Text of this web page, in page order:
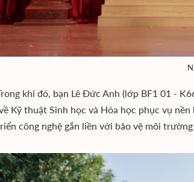
khi đó, bạn Lê Đức Anh (lớp BF1 01 -
Kỹ thuật Sinh học và Hóa học phục vụ
công nghệ gắn liền với bảo vệ môi